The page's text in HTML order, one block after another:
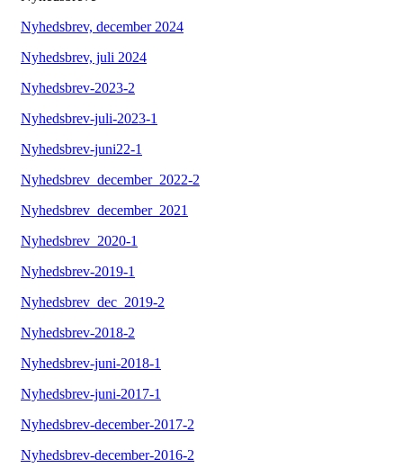
Nyhedsbrev, december 2024
Nyhedsbrev, juli 2024
Nyhedsbrev-2023-2
Nyhedsbrev-juli-2023-1
Nyhedsbrev-juni22-1
Nyhedsbrev_december_2022-2
Nyhedsbrev_december_2021
Nyhedsbrev_2020-1
Nyhedsbrev-2019-1
Nyhedsbrev_dec_2019-2
Nyhedsbrev-2018-2
Nyhedsbrev-juni-2018-1
Nyhedsbrev-juni-2017-1
Nyhedsbrev-december-2017-2
Nyhedsbrev-december-2016-2